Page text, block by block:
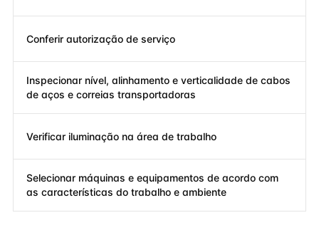
Conferir autorização de serviço
Inspecionar nível, alinhamento e verticalidade de cabos
de aços e correias transportadoras
Verificar iluminação na área de trabalho
Selecionar máquinas e equipamentos de acordo com
as características do trabalho e ambiente